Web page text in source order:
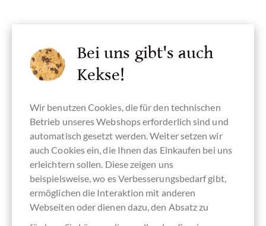
Vegane Schokolade
Bei uns gibt's auch
Kekse!
Wir benutzen Cookies, die für den technischen
Betrieb unseres Webshops erforderlich sind und
automatisch gesetzt werden. Weiter setzen wir
auch Cookies ein, die Ihnen das Einkaufen bei uns
erleichtern sollen. Diese zeigen uns
beispielsweise, wo es Verbesserungsbedarf gibt,
ermöglichen die Interaktion mit anderen
Webseiten oder dienen dazu, den Absatz zu